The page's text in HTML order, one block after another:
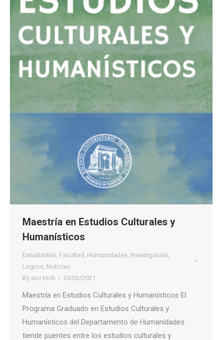
Maestría en Estudios Culturales y
Humanísticos
Estudiantes, Facultad , Humanidades, Investigación,
Logros, Noticias
By arci tech 10/03/2021
Maestría en Estudios Culturales y Humanísticos El
Programa Graduado en Estudios Culturales y
Humanísticos del Departamento de Humanidades
tiende puentes entre los estudios culturales y